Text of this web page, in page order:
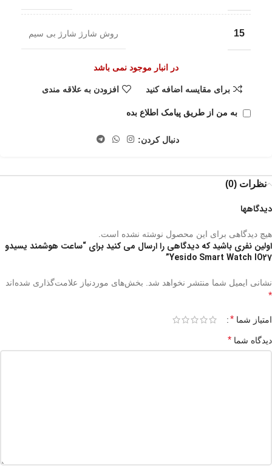
15 روش شارژ شارژ بی سیم
در انبار موجود نمی باشد
برای مقایسه اضافه کنید افزودن به علاقه مندی
به من از طریق پیامک اطلاع بده
دنبال کردن:
نظرات (0)
دیدگاهها
هیچ دیدگاهی برای این محصول نوشته نشده است.
اولین نفری باشید که دیدگاهی را ارسال می کنید برای “ساعت هوشمند یسیدو
Yesido Smart Watch IO27”
نشانی ایمیل شما منتشر نخواهد شد. بخش‌های موردنیاز علامت‌گذاری شده‌اند
*
امتیاز شما *
دیدگاه شما *